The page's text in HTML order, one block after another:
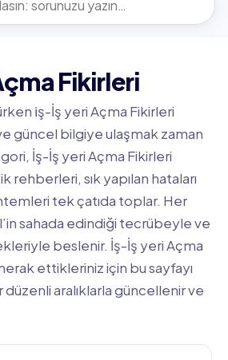
Fikirleri
i̇ş-İş yeri Açma Fikirleri
güncel bilgiye ulaşmak zaman
İş-İş yeri Açma Fikirleri
rehberleri, sık yapılan hataları
tek çatıda toplar. Her
sahada edindiği tecrübeyle ve
beslenir. İş-İş yeri Açma
ettikleriniz için bu sayfayı
aralıklarla güncellenir ve